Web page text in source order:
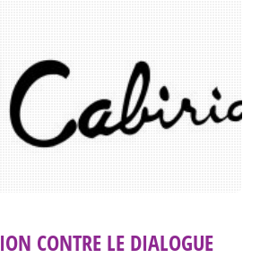
CONTRE LE DIALOGUE